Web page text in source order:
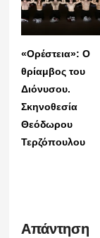
«Ορέστεια»: Ο
θρίαμβος του
Διόνυσου.
Σκηνοθεσία
Θεόδωρου
Τερζόπουλου
Απάντηση